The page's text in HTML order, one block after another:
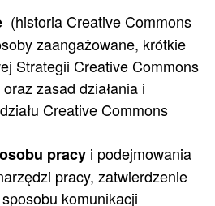
(historia Creative Commons
zaangażowane, krótkie
Strategii Creative Commons
zasad działania i
Creative Commons
pracy i podejmowania
pracy, zatwierdzenie
komunikacji